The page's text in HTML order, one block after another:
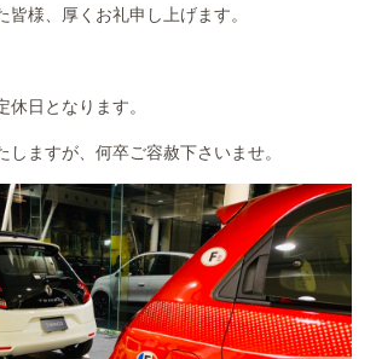
皆様、厚くお礼申し上げます。
休日となります。
しますが、何卒ご容赦下さいませ。